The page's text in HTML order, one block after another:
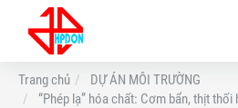
Trang chủ
DỰ ÁN MÔI TRƯỜNG
“Phép lạ” hóa chất: Cơm bẩn, thịt